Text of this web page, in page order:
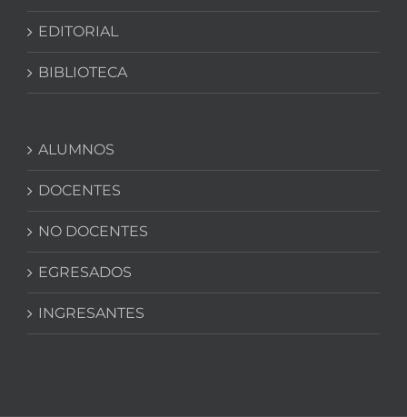
EDITORIAL
BIBLIOTECA
ALUMNOS
DOCENTES
NO DOCENTES
EGRESADOS
INGRESANTES